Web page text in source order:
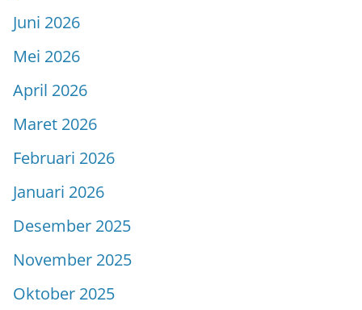
Juni 2026
Mei 2026
April 2026
Maret 2026
Februari 2026
Januari 2026
Desember 2025
November 2025
Oktober 2025